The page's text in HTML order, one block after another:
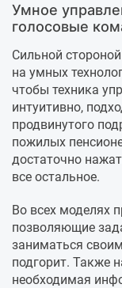
Умное
голосовые
Сильной
на умных
чтобы техника
интуитивно,
продвинутого
пожилых
достаточно
все остальное.
Во всех моделях
позволяющие
заниматься
подгорит. Также
необходимая